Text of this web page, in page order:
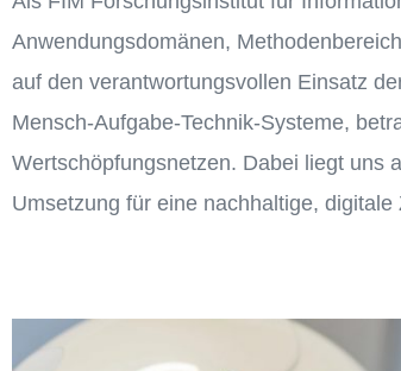
Anwendungsdomänen,
auf den verantwortungsvollen Einsatz
Mensch-Aufgabe-Technik-Systeme,
Wertschöpfungsnetzen. Dabei liegt uns
Umsetzung für eine nachhaltige, digitale